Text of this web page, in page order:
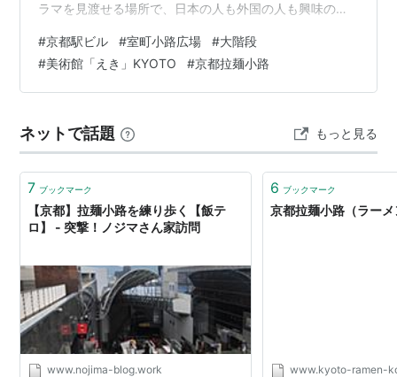
ラマを見渡せる場所で、日本の人も外国の人も興味のま
に注目してくれてアリガトウという気持ちになる。 ステ
ージが見えると思うが(画像右下方)ときどきアーティスト
のフリーライブ(フリーでない場合もあったか？)が行われ
あったが、コロナ後もやっているかは調べていない。 私
が参加して覚えてい…
#京都駅ビル #室町小路広場 #大階段
#美術館「えき」KYOTO #京都拉麺小路
ネットで話題 もっと見る
7 ブックマーク
【京都】拉麺小路を練り歩く【飯テ
ロ】 - 突撃！ノジマさん家訪問
www.nojima-blog.work
6 ブックマーク
京都拉麺小路（ラー
www.kyoto-ramen-